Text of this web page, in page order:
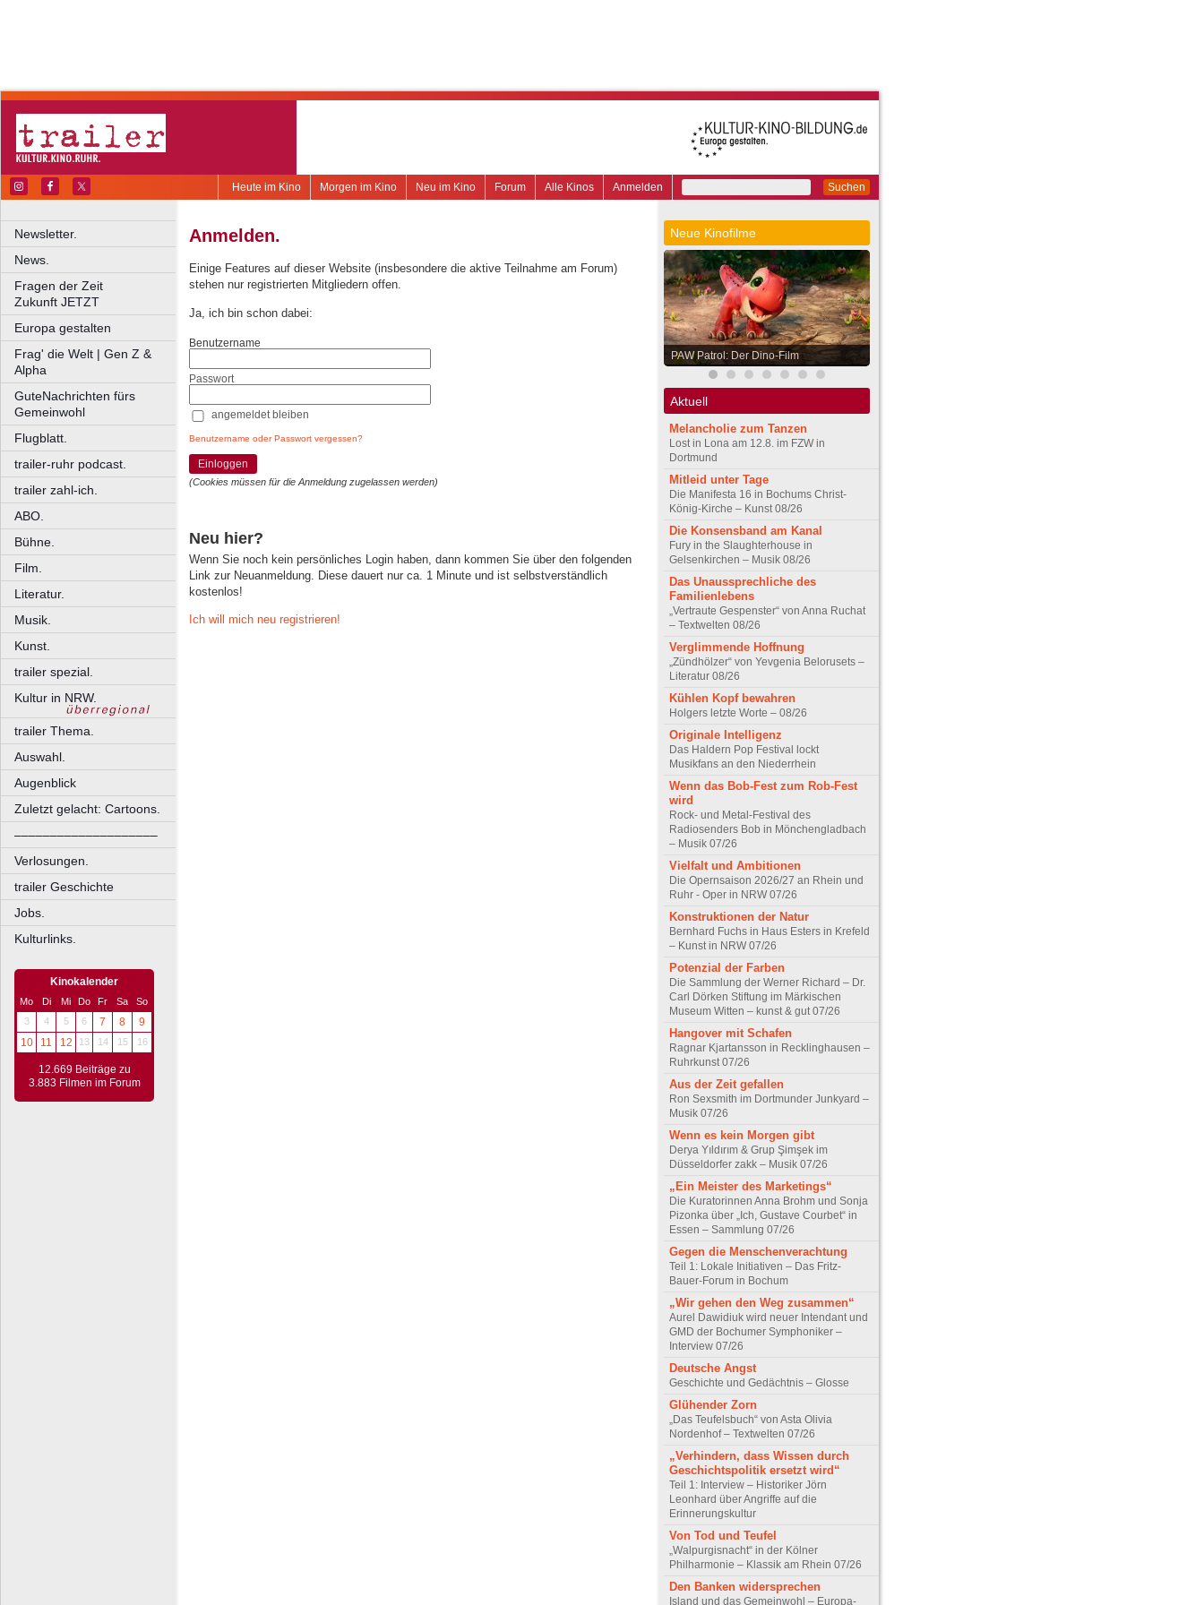
Suchen
Anmelden
Alle Kinos
Forum
Neu im Kino
Morgen im Kino
Heute im Kino
Newsletter.
News.
Fragen der Zeit
Zukunft JETZT
Europa gestalten
Frag' die Welt | Gen Z &
Alpha
GuteNachrichten fürs
Gemeinwohl
Flugblatt.
trailer-ruhr podcast.
trailer zahl-ich.
ABO.
Bühne.
Film.
Literatur.
Musik.
Kunst.
trailer spezial.
Kultur in NRW.
trailer Thema.
Auswahl.
Augenblick
Zuletzt gelacht: Cartoons.
––––––––––––––––––––
Verlosungen.
trailer Geschichte
Jobs.
Kulturlinks.
Kinokalender
Mo Di Mi Do Fr Sa
So
3
4 5 6 7 8
9
10
11 12 13 14 15 16
12.669 Beiträge zu
3.883 Filmen im Forum
Anmelden.
Einige Features auf dieser Website (insbesondere die aktive Teilnahme am Forum)
stehen nur registrierten Mitgliedern offen.
Ja, ich bin schon dabei:
Benutzername
Passwort
angemeldet bleiben
Benutzername oder Passwort vergessen?
Einloggen
(Cookies müssen für die Anmeldung zugelassen werden)
Neu hier?
Wenn Sie noch kein persönliches Login haben, dann kommen Sie über den folgenden
Link zur Neuanmeldung. Diese dauert nur ca. 1 Minute und ist selbstverständlich
kostenlos!
Ich will mich neu registrieren!
Neue Kinofilme
PAW Patrol: Der Dino-Film
Aktuell
Melancholie zum Tanzen
Lost in Lona am 12.8. im FZW in
Dortmund
Mitleid unter Tage
Die Manifesta 16 in Bochums Christ-
König-Kirche – Kunst 08/26
Die Konsensband am Kanal
Fury in the Slaughterhouse in
Gelsenkirchen – Musik 08/26
Das Unaussprechliche des
Familienlebens
„Vertraute Gespenster“ von Anna Ruchat
– Textwelten 08/26
Verglimmende Hoffnung
„Zündhölzer“ von Yevgenia Belorusets –
Literatur 08/26
Kühlen Kopf bewahren
Holgers letzte Worte – 08/26
Originale Intelligenz
Das Haldern Pop Festival lockt
Musikfans an den Niederrhein
Wenn das Bob-Fest zum Rob-Fest
wird
Rock- und Metal-Festival des
Radiosenders Bob in Mönchengladbach
– Musik 07/26
Vielfalt und Ambitionen
Die Opernsaison 2026/27 an Rhein und
Ruhr - Oper in NRW 07/26
Konstruktionen der Natur
Bernhard Fuchs in Haus Esters in Krefeld
– Kunst in NRW 07/26
Potenzial der Farben
Die Sammlung der Werner Richard – Dr.
Carl Dörken Stiftung im Märkischen
Museum Witten – kunst & gut 07/26
Hangover mit Schafen
Ragnar Kjartansson in Recklinghausen –
Ruhrkunst 07/26
Aus der Zeit gefallen
Ron Sexsmith im Dortmunder Junkyard –
Musik 07/26
Wenn es kein Morgen gibt
Derya Yıldırım & Grup Şimşek im
Düsseldorfer zakk – Musik 07/26
„Ein Meister des Marketings“
Die Kuratorinnen Anna Brohm und Sonja
Pizonka über „Ich, Gustave Courbet“ in
Essen – Sammlung 07/26
Gegen die Menschenverachtung
Teil 1: Lokale Initiativen – Das Fritz-
Bauer-Forum in Bochum
„Wir gehen den Weg zusammen“
Aurel Dawidiuk wird neuer Intendant und
GMD der Bochumer Symphoniker –
Interview 07/26
Deutsche Angst
Geschichte und Gedächtnis – Glosse
Glühender Zorn
„Das Teufelsbuch“ von Asta Olivia
Nordenhof – Textwelten 07/26
„Verhindern, dass Wissen durch
Geschichtspolitik ersetzt wird“
Teil 1: Interview – Historiker Jörn
Leonhard über Angriffe auf die
Erinnerungskultur
Von Tod und Teufel
„Walpurgisnacht“ in der Kölner
Philharmonie – Klassik am Rhein 07/26
Den Banken widersprechen
Island und das Gemeinwohl – Europa-